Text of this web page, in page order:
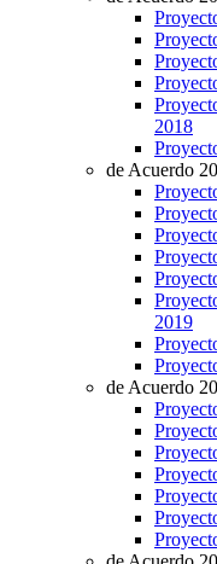
2018
de Acuerdo
2019
de Acuerdo